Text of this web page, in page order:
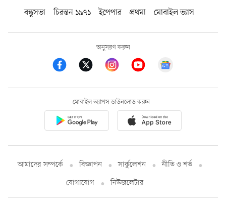
বন্ধুসভা
চিরন্তন ১৯৭১ ইপেপার প্রথমা মোবাইল ভ্যাস
অনুসরণ করুন
মোবাইল অ্যাপস ডাউনলোড করুন
আমাদের সম্পর্কে বিজ্ঞাপন সার্কুলেশন
নীতি ও শর্ত
যোগাযোগ
নিউজলেটার